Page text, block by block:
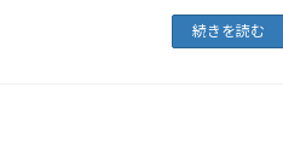
続きを読む